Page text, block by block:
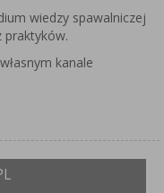
wiedzy spawalniczej
praktyków.
kanale